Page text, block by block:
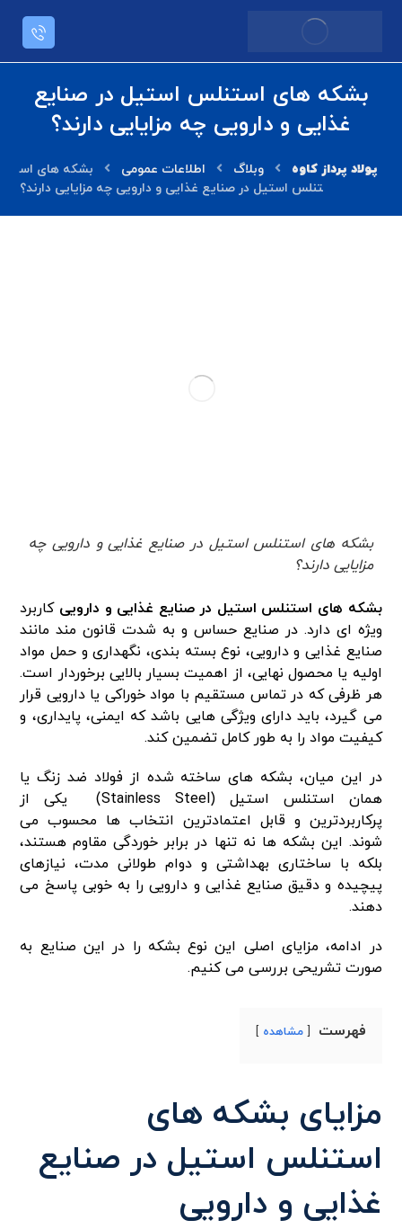
بشکه های استنلس استیل در صنایع
غذایی و دارویی چه مزایایی دارند؟
وبلاگ اطلاعات عمومی
بشکه های اس
تنلس استیل در صنایع غذایی و دارویی چه مزایایی دارند؟
بشکه های استنلس استیل در صنایع غذایی و دارویی چه
مزایایی دارند؟
بشکه های استنلس استیل در صنایع غذایی و دارویی کاربرد
ویژه ای دارد. در صنایع حساس و به شدت قانون مند مانند
صنایع غذایی و دارویی، نوع بسته بندی، نگهداری و حمل مواد
اولیه یا محصول نهایی، از اهمیت بسیار بالایی برخوردار است.
هر ظرفی که در تماس مستقیم با مواد خوراکی یا دارویی قرار
می گیرد، باید دارای ویژگی هایی باشد که ایمنی، پایداری، و
کیفیت مواد را به طور کامل تضمین کند.
در این میان، بشکه های ساخته شده از فولاد ضد زنگ یا
همان استنلس استیل (Stainless Steel) یکی از
پرکاربردترین و قابل اعتمادترین انتخاب ها محسوب می
شوند. این بشکه ها نه تنها در برابر خوردگی مقاوم هستند،
بلکه با ساختاری بهداشتی و دوام طولانی مدت، نیازهای
پیچیده و دقیق صنایع غذایی و دارویی را به خوبی پاسخ می
دهند.
در ادامه، مزایای اصلی این نوع بشکه را در این صنایع به
صورت تشریحی بررسی می کنیم.
فهرست مشاهده
مزایای بشکه های
استنلس استیل در صنایع
غذایی و دارویی